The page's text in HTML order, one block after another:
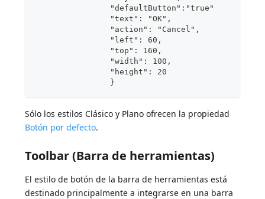
                "action": "Cancel",
                }
Sólo los estilos Clásico y Plano ofrecen la propiedad
Botón por defecto.
Toolbar (Barra de herramientas)
El estilo de botón de la barra de herramientas está
destinado principalmente a integrarse en una barra